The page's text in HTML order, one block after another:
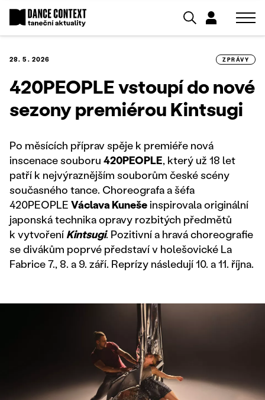
28. 5. 2026 ZPRÁVY
420PEOPLE vstoupí do nové
sezony premiérou Kintsugi
Po měsících příprav spěje k premiéře nová
inscenace souboru 420PEOPLE, který už 18 let
patří k nejvýraznějším souborům české scény
současného tance. Choreografa a šéfa
420PEOPLE Václava Kunešeinspirovala originální
japonská technika opravy rozbitých předmětů
k vytvoření Kintsugi. Pozitivní a hravá choreografie
se divákům poprvé představí v holešovické La
Fabrice 7., 8. a 9. září. Reprízy následují 10. a 11. října.